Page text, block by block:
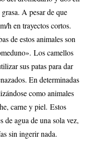
A pesar de que
h en trayectos cortos.
de estos animales son
Los camellos
sus patas para dar
En determinadas
como animales
carne y piel. Estos
de agua de una sola vez,
sin ingerir nada.